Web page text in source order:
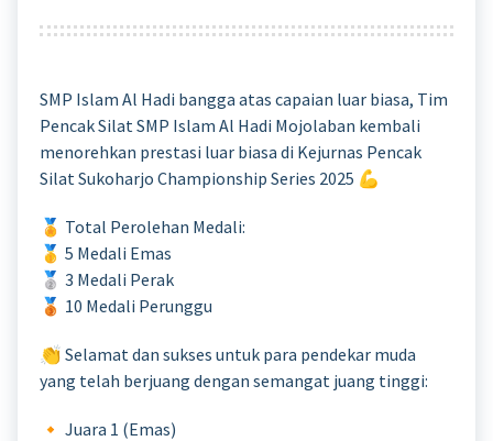
SMP Islam Al Hadi bangga atas capaian luar biasa, Tim
Pencak Silat SMP Islam Al Hadi Mojolaban kembali
menorehkan prestasi luar biasa di Kejurnas Pencak
Silat Sukoharjo Championship Series 2025 💪
🏅 Total Perolehan Medali:
🥇 5 Medali Emas
🥈 3 Medali Perak
🥉 10 Medali Perunggu
👏 Selamat dan sukses untuk para pendekar muda
yang telah berjuang dengan semangat juang tinggi:
🔸 Juara 1 (Emas)